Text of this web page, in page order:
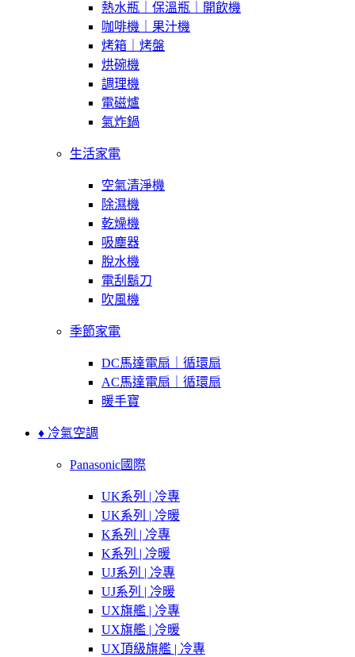
熱水瓶｜保溫瓶｜開飲機
咖啡機｜果汁機
烤箱｜烤盤
烘碗機
調理機
電磁爐
氣炸鍋
生活家電
空氣清淨機
除濕機
乾燥機
吸塵器
脫水機
電刮鬍刀
吹風機
季節家電
DC馬達電扇｜循環扇
AC馬達電扇｜循環扇
暖手寶
♦ 冷氣空調
Panasonic國際
UK系列 | 冷專
UK系列 | 冷暖
K系列 | 冷專
K系列 | 冷暖
UJ系列 | 冷專
UJ系列 | 冷暖
UX旗艦 | 冷專
UX旗艦 | 冷暖
UX頂級旗艦 | 冷專